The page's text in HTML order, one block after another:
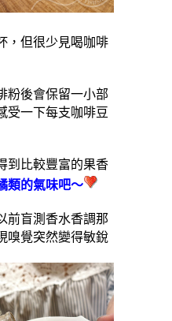
，但很少見喝咖啡
粉後會保留一小部
受一下每支咖啡豆
到比較豐富的果香
類的氣味吧～
前盲測香水香調那
嗅覺突然變得敏銳